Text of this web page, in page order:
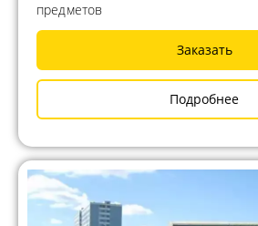
предметов
Заказать
Подробнее